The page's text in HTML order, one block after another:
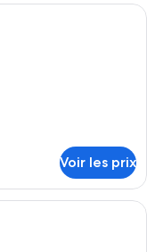
d’hôtel avec un
Voir les prix
d’hôtel avec un